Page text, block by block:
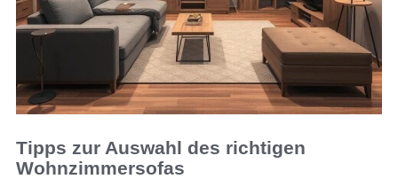
Tipps zur Auswahl des richtigen
Wohnzimmersofas